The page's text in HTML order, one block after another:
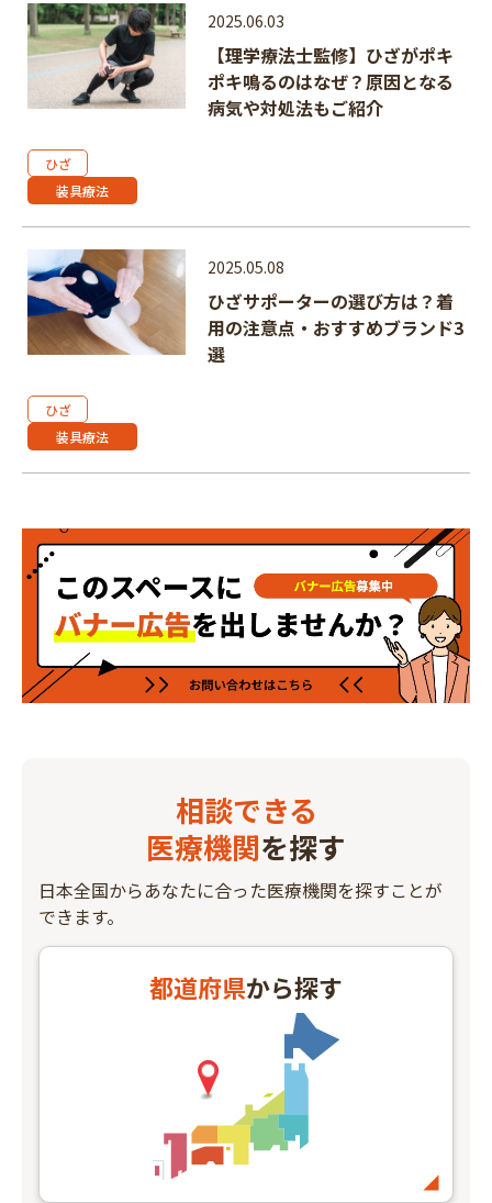
2025.06.03
【理学療法士監修】ひざがポキ
ポキ鳴るのはなぜ？原因となる
病気や対処法もご紹介
ひざ
装具療法
2025.05.08
ひざサポーターの選び方は？着
用の注意点・おすすめブランド3
選
ひざ
装具療法
相談できる
医療機関を探す
日本全国からあなたに合った医療機関を探すことが
できます。
都道府県から探す